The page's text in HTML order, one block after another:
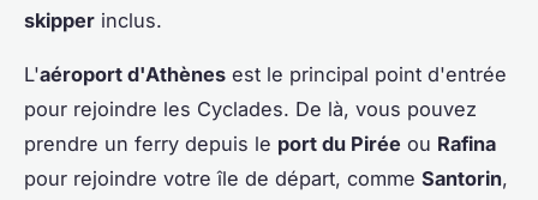
skipper inclus.
L'aéroport d'Athènes est le principal point d'entrée
pour rejoindre les Cyclades. De là, vous pouvez
prendre un ferry depuis le port du Pirée ou Rafina
pour rejoindre votre île de départ, comme Santorin,